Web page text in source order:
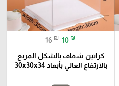
16 ₪ 10 ₪
كراتين شفاف بالشكل المربع
بالارتفاع العالي بأبعاد 30x30x34